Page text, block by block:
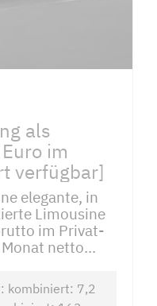
als
im
verfügbar]
elegante, in
Limousine
im Privat-
netto...
kombiniert: 7,2